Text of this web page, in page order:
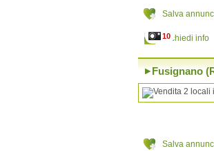
10
Salva
Richiedi info
Fusignano
Salva